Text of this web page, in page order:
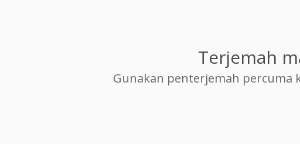
Terjemah
Gunakan penterjemah percuma